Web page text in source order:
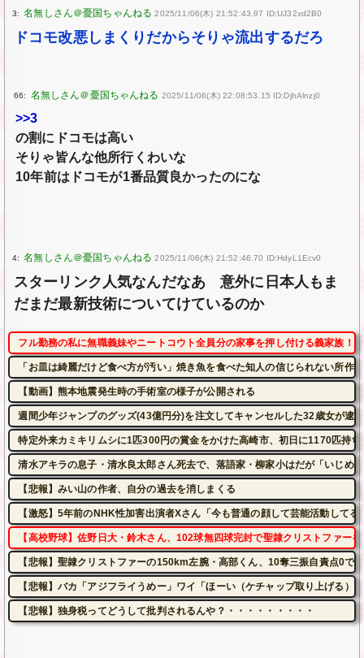
3: 2025/11/06(木) 21:52:43.97 ID:UJ32xd2B0
ドコモ改悪しまくりだからそりゃ流出するだろ
66: 2025/11/06(木) 22:08:53.15 ID:DjhAlnzj0
>>3
の割にドコモは高い
そりゃ皆んな他所行くわいな
10年前はドコモが1番品質良かったのにな
4: 2025/11/06(木) 21:52:46.70 ID:HdyL1Ecv0
スターリンク人気なんだなあ 意外に日本人もま
だまだ最新技術についてけているのか
フル勤務の私に無職義妹やニートコウト全員分の家事を押し付ける義家族
「お皿は綺麗だけど食べ方が汚い」焼き魚を食べた知人の信じられない所
【動画】熊本地震発生時の手術室の様子が公開される
週間少年ジャンプのグッズ(43億円分)を注文してキャンセルした32歳女が逮捕
特定外来カミキリムシに1匹300円の賞金をかけた高崎市、初日に1170匹持ち
清水アキラの息子・清水良太郎さん死去で、落語家・柳家小はだが「いじめ
【悲報】みい山の作者、自分の過去を消しまくる
【激怒】5年前のNHK性加害出演者Xさん「今も普通の顔して芸能活動して
【高校野球】佐野日大・鈴木さん、102球無四球完封で聖隷クリストファー
【悲報】聖隷クリストファーの150km左腕・高部くん、10奪三振自責点0で
【悲報】バカ「アジフライうめー」ワイ「ほーい（ケチャップ取り上げる）
【悲報】独身税ってどうして批判されるんや？・・・・・・・・・